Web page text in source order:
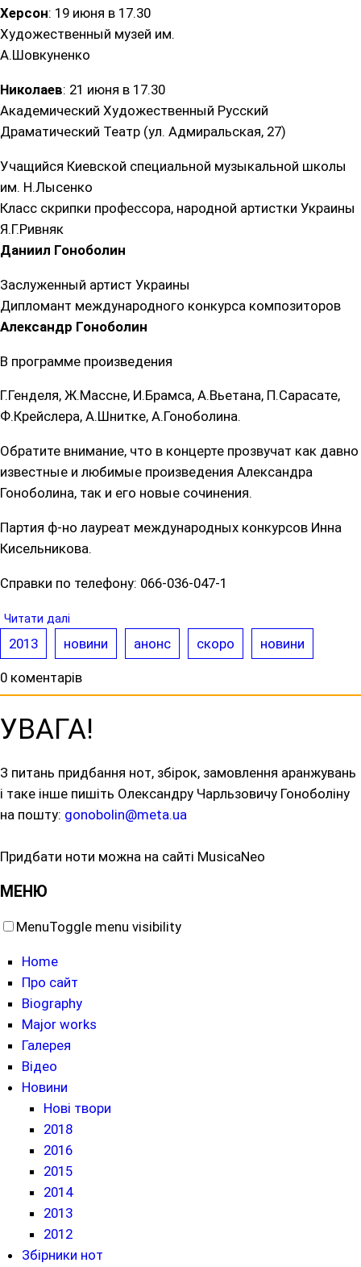
Херсон: 19 июня в 17.30
Художественный музей им.
А.Шовкуненко
Николаев: 21 июня в 17.30
Академический Художественный Русский
Драматический Театр (ул. Адмиральская, 27)
Учащийся Киевской специальной музыкальной школы
им. Н.Лысенко
Класс скрипки профессора, народной артистки Украины
Я.Г.Ривняк
Даниил Гоноболин
Заслуженный артист Украины
Дипломант международного конкурса композиторов
Александр Гоноболин
В программе произведения
Г.Генделя, Ж.Массне, И.Брамса, А.Вьетана, П.Сарасате,
Ф.Крейслера, А.Шнитке, А.Гоноболина.
Обратите внимание, что в концерте прозвучат как давно
известные и любимые произведения Александра
Гоноболина, так и его новые сочинения.
Партия ф-но лауреат международных конкурсов Инна
Кисельникова.
Справки по телефону: 066-036-047-1
Читати далі
2013 новини анонс скоро новини
0 коментарів
УВАГА!
З питань придбання нот, збірок, замовлення аранжувань
і таке інше пишіть Олександру Чарльзовичу Гоноболіну
на пошту: gonobolin@meta.ua
Придбати ноти можна на сайті MusicaNeo
МЕНЮ
MenuToggle menu visibility
Home
Про сайт
Biography
Major works
Галерея
Відео
Новини
Нові твори
2018
2016
2015
2014
2013
2012
Збірники нот